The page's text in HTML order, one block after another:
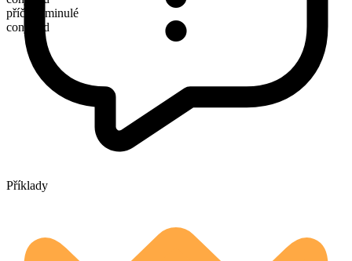
příčestí minulé
conjured
Příklady